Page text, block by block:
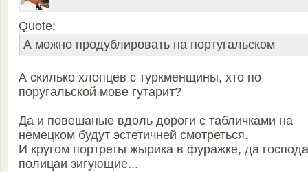
Quote:
А можно продублировать на португальском
А скилько хлопцев с туркменщины, хто по
поругальской мове гутарит?
Да и повешаные вдоль дороги с табличками на
немецком будут эстетичней смотреться.
И кругом портреты жырика в фуражке, да господа
полицаи зигующие...